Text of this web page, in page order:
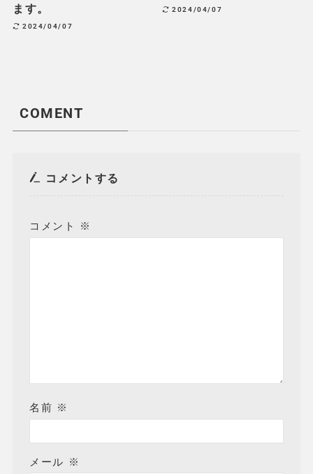
ます。
2024/04/07
2024/04/07
COMENT
コメントする
コメント ※
名前 ※
メール ※